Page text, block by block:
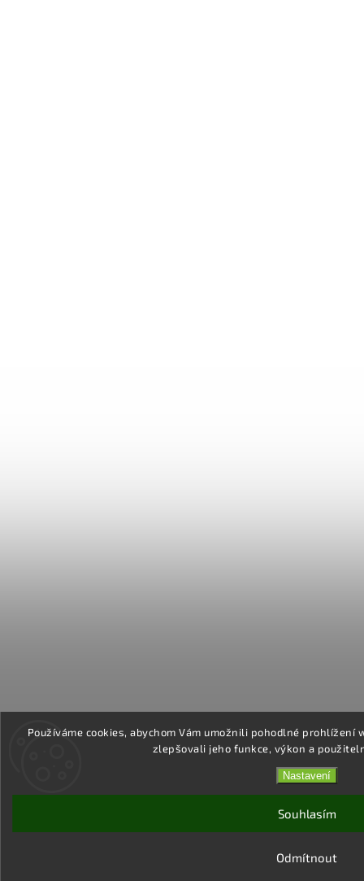
Používáme cookies, abychom Vám umožnili pohodlné
zlepšovali jeho funkce, výkon a
Nastavení
Odmítnout
Souhlasím